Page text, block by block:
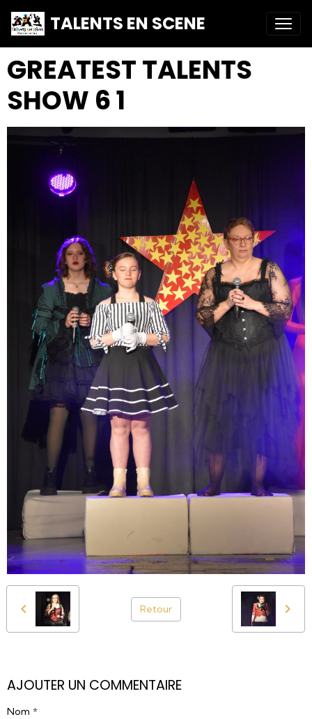
TALENTS EN SCENE
GREATEST TALENTS
SHOW 6 1
Retour
AJOUTER UN COMMENTAIRE
Nom